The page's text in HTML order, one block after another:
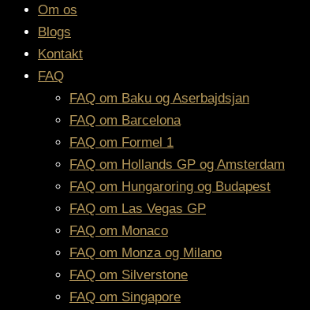
Om os
Blogs
Kontakt
FAQ
FAQ om Baku og Aserbajdsjan
FAQ om Barcelona
FAQ om Formel 1
FAQ om Hollands GP og Amsterdam
FAQ om Hungaroring og Budapest
FAQ om Las Vegas GP
FAQ om Monaco
FAQ om Monza og Milano
FAQ om Silverstone
FAQ om Singapore